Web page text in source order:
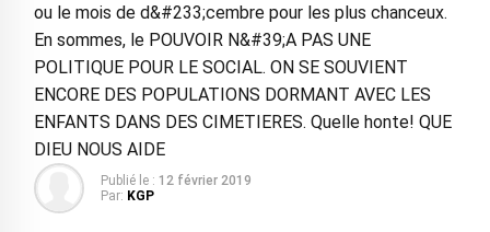
ou le mois de d&#233;cembre pour les plus chanceux.
En sommes, le POUVOIR N&#39;A PAS UNE
POLITIQUE POUR LE SOCIAL. ON SE SOUVIENT
ENCORE DES POPULATIONS DORMANT AVEC LES
ENFANTS DANS DES CIMETIERES. Quelle honte! QUE
DIEU NOUS AIDE
Publié le : 12 février 2019
Par: KGP